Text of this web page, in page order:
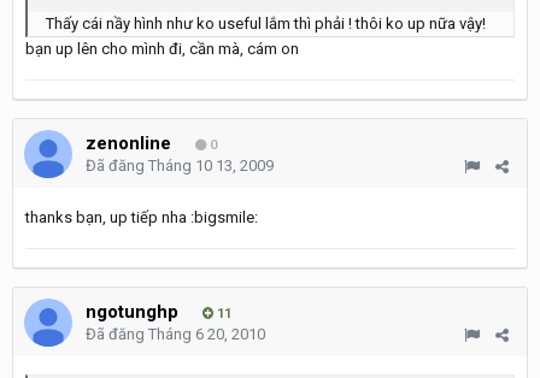
Thấy cái nầy hình như ko useful lắm thì phải ! thôi ko up nữa vậy!
bạn up lên cho mình đi, cần mà, cám on
zenonline 0
Đã đăng Tháng 10 13, 2009
thanks bạn, up tiếp nha :bigsmile:
ngotunghp 11
Đã đăng Tháng 6 20, 2010